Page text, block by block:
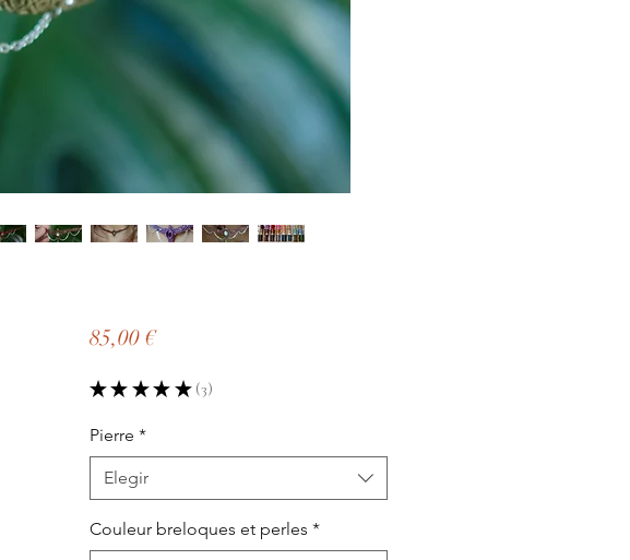
85,00 €Precio
★ ★ ★ ★ ★ 3
3
Pierre *
Elegir
Couleur breloques et perles *